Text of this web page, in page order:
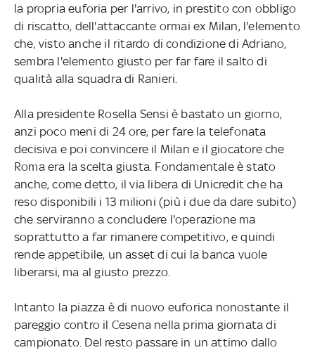
la propria euforia per l'arrivo, in prestito con obbligo
di riscatto, dell'attaccante ormai ex Milan, l'elemento
che, visto anche il ritardo di condizione di Adriano,
sembra l'elemento giusto per far fare il salto di
qualità alla squadra di Ranieri.
Alla presidente Rosella Sensi è bastato un giorno,
anzi poco meni di 24 ore, per fare la telefonata
decisiva e poi convincere il Milan e il giocatore che
Roma era la scelta giusta. Fondamentale è stato
anche, come detto, il via libera di Unicredit che ha
reso disponibili i 13 milioni (più i due da dare subito)
che serviranno a concludere l'operazione ma
soprattutto a far rimanere competitivo, e quindi
rende appetibile, un asset di cui la banca vuole
liberarsi, ma al giusto prezzo.
Intanto la piazza è di nuovo euforica nonostante il
pareggio contro il Cesena nella prima giornata di
campionato. Del resto passare in un attimo dallo